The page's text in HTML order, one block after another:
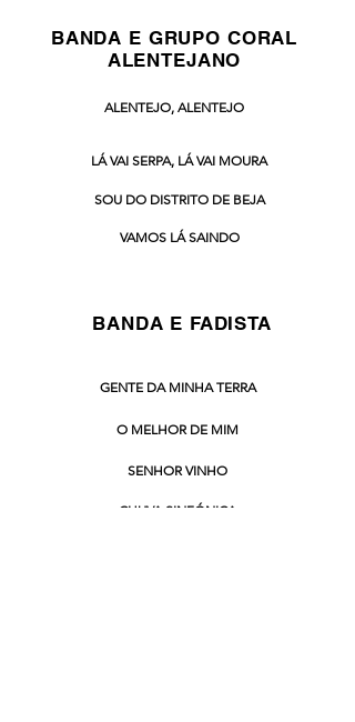
BANDA E GRUPO CORAL
ALENTEJANO
ALENTEJO, ALENTEJO
LÁ VAI SERPA, LÁ VAI MOURA
SOU DO DISTRITO DE BEJA
VAMOS LÁ SAINDO
BANDA E FADISTA
GENTE DA MINHA TERRA
O MELHOR DE MIM
SENHOR VINHO
CHUVA SINFÓNICA